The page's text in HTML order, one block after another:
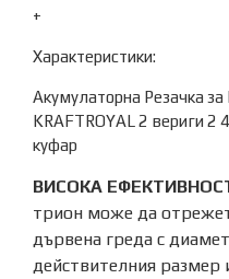
+
Характеристики:
Акумулаторна Резачка
KRAFTROYAL 2 вериги 2
куфар
ВИСОКА
трион може да
дървена греда с
действителния размер